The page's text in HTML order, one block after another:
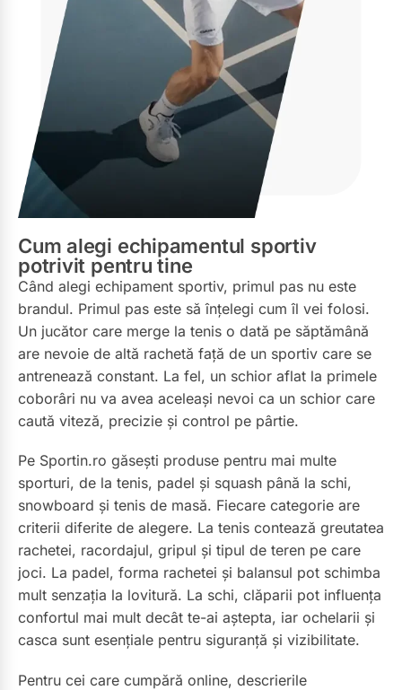
Cum alegi echipamentul sportiv
potrivit pentru tine
Când alegi echipament sportiv, primul pas nu este
brandul. Primul pas este să înțelegi cum îl vei folosi.
Un jucător care merge la tenis o dată pe săptămână
are nevoie de altă rachetă față de un sportiv care se
antrenează constant. La fel, un schior aflat la primele
coborâri nu va avea aceleași nevoi ca un schior care
caută viteză, precizie și control pe pârtie.
Pe Sportin.ro găsești produse pentru mai multe
sporturi, de la tenis, padel și squash până la schi,
snowboard și tenis de masă. Fiecare categorie are
criterii diferite de alegere. La tenis contează greutatea
rachetei, racordajul, gripul și tipul de teren pe care
joci. La padel, forma rachetei și balansul pot schimba
mult senzația la lovitură. La schi, clăparii pot influența
confortul mai mult decât te-ai aștepta, iar ochelarii și
casca sunt esențiale pentru siguranță și vizibilitate.
Pentru cei care cumpără online, descrierile